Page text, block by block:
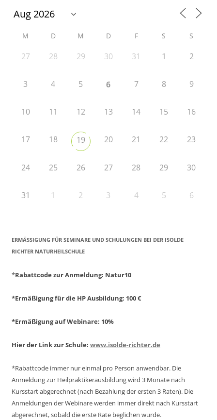
M D M D F S S
27 28 29 30 31 1 2
3 4 5 6 7 8 9
10 11 12 13 14 15 16
17 18 19 20 21 22 23
24 25 26 27 28 29 30
31 1 2 3 4 5 6
ERMÄSSIGUNG FÜR SEMINARE UND SCHULUNGEN BEI DER ISOLDE R
ICHTER NATURHEILSCHULE
*Rabattcode zur Anmeldung: Natur10
*Ermäßigung für die HP Ausbildung: 100 €
*Ermäßigung auf Webinare: 10%
Hier der Link zur Schule: www.isolde-richter.de
*Rabattcode immer nur einmal pro Person anwendbar. Die
Anmeldung zur Heilpraktikerausbildung wird 3 Monate nach
Kursstart abgerechnet(nach Bezahlung der ersten 3 Raten). Die
Anmeldungen der Webinare werden immer direkt nach Kursstart
abgerechnet,sobald die erste Rate beglichen wurde.